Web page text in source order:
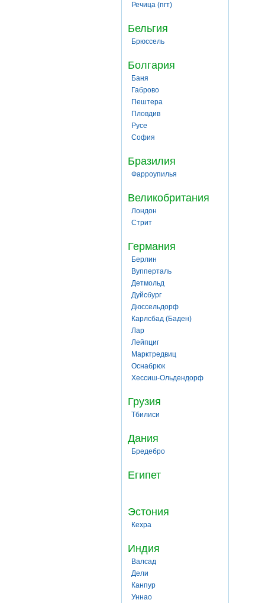
Речица (пгт)
Бельгия
Брюссель
Болгария
Баня
Габрово
Пештера
Пловдив
Русе
София
Бразилия
Фарроупилья
Великобритания
Лондон
Стрит
Германия
Берлин
Вупперталь
Детмольд
Дуйсбург
Дюссельдорф
Карлсбад (Баден)
Лар
Лейпциг
Марктредвиц
Оснабрюк
Хессиш-Ольдендорф
Грузия
Тбилиси
Дания
Бредебро
Египет
Эстония
Кехра
Индия
Валсад
Дели
Канпур
Уннао